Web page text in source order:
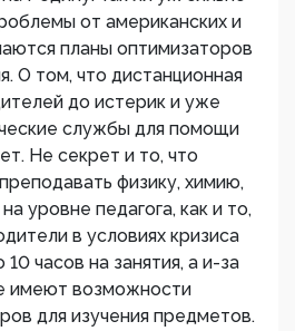
от американских и
планы оптимизаторов
О том, что дистанционная
до истерик и уже
службы для помощи
Не секрет и то, что
физику, химию,
уровне педагога, как и то,
в условиях кризиса
часов на занятия, а и-за
имеют возможности
для изучения предметов.